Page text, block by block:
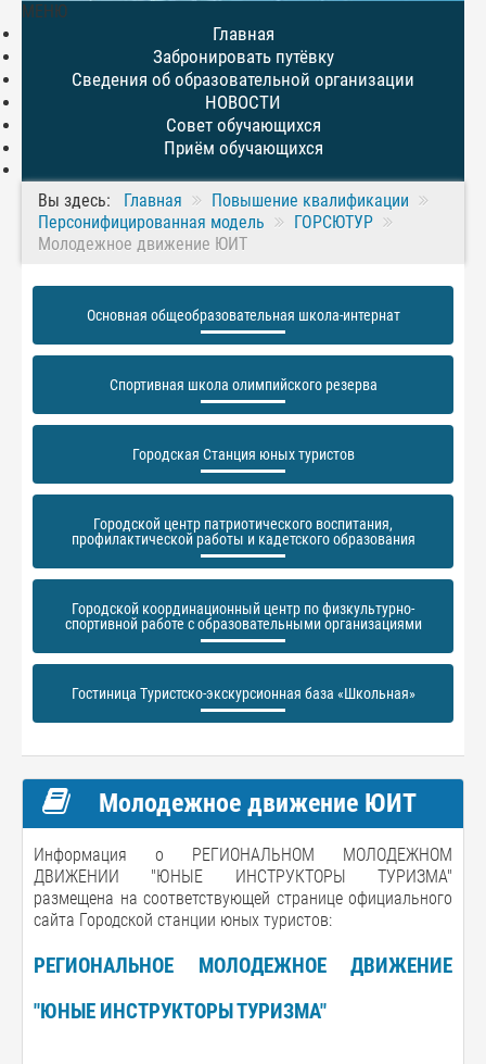
МЕНЮ
Главная
Забронировать путёвку
Сведения об образовательной организации
НОВОСТИ
Совет обучающихся
Приём обучающихся
Вы здесь: Главная
Повышение квалификации
Персонифицированная модель
ГОРСЮТУР
Молодежное движение ЮИТ
Основная общеобразовательная школа-интернат
Спортивная школа олимпийского резерва
Городская Станция юных туристов
Городской центр патриотического воспитания,
профилактической работы и кадетского образования
Городской координационный центр по физкультурно-
спортивной работе с образовательными организациями
Гостиница Туристско-экскурсионная база «Школьная»
Молодежное движение ЮИТ
Информация о РЕГИОНАЛЬНОМ МОЛОДЕЖНОМ
ДВИЖЕНИИ "ЮНЫЕ ИНСТРУКТОРЫ ТУРИЗМА"
размещена на соответствующей странице официального
сайта Городской станции юных туристов:
РЕГИОНАЛЬНОЕ МОЛОДЕЖНОЕ ДВИЖЕНИЕ
"ЮНЫЕ ИНСТРУКТОРЫ ТУРИЗМА"